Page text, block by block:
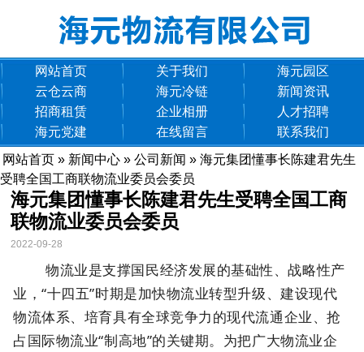
网站首页 关于我们
海元园区
云仓云商
海元冷链
新闻资讯
招商租赁
企业相册
人才招聘
海元党建
在线留言
联系我们
网站首页 » 新闻中心 » 公司新闻 » 海元集团懂事长陈建君先生
受聘全国工商联物流业委员会委员
海元集团懂事长陈建君先生受聘全国工商
联物流业委员会委员
2022-09-28
物流业是支撑国民经济发展的基础性、战略性产
业，“十四五”时期是加快物流业转型升级、建设现代
物流体系、培育具有全球竞争力的现代流通企业、抢
占国际物流业“制高地”的关键期。为把广大物流业企